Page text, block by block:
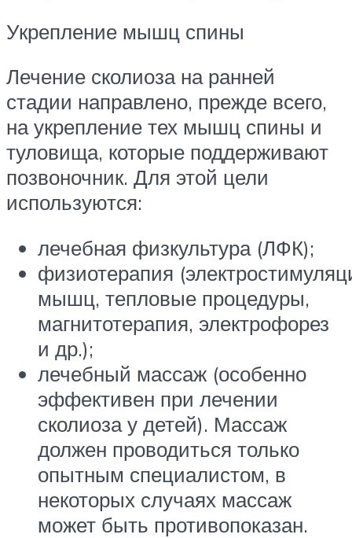
Укрепление мышц спины
Лечение сколиоза на ранней
стадии направлено, прежде всего,
на укрепление тех мышц спины и
туловища, которые поддерживают
позвоночник. Для этой цели
используются:
лечебная физкультура (ЛФК);
физиотерапия
мышц, тепловые процедуры,
магнитотерапия, электрофорез
и др.);
лечебный массаж (особенно
эффективен при лечении
сколиоза у детей). Массаж
должен проводиться только
опытным специалистом, в
некоторых случаях массаж
может быть противопоказан.